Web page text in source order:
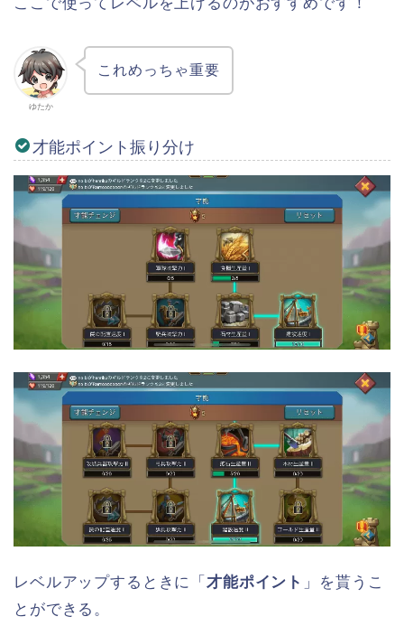
ここで使ってレベルを上げるのがおすすめです！
ゆたか
これめっちゃ重要
才能ポイント振り分け
レベルアップするときに「 才能ポイント 」を貰うこ
とができる。